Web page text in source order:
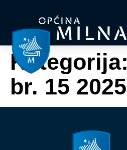
Kategorija:
br. 15 2025